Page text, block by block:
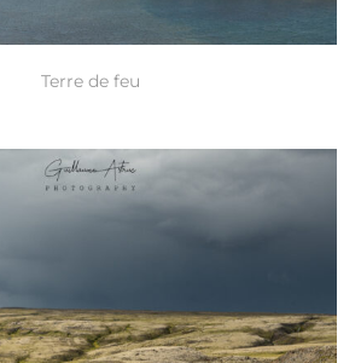
Terre de feu